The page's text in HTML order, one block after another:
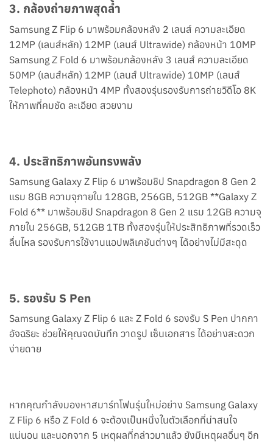
3. กล้องถ่ายภาพสุดล้ำ
Samsung Z Flip 6 มาพร้อมกล้องหลัง 2 เลนส์ ความละเอียด
12MP (เลนส์หลัก) 12MP (เลนส์ Ultrawide) กล้องหน้า 10MP
Samsung Z Fold 6 มาพร้อมกล้องหลัง 3 เลนส์ ความละเอียด
50MP (เลนส์หลัก) 12MP (เลนส์ Ultrawide) 10MP (เลนส์
Telephoto) กล้องหน้า 4MP ทั้งสองรุ่นรองรับการถ่ายวิดีโอ 8K
ให้ภาพที่คมชัด ละเอียด สวยงาม
4. ประสิทธิภาพอันทรงพลัง
Samsung Galaxy Z Flip 6 มาพร้อมชิป Snapdragon 8 Gen 2
แรม 8GB ความจุภายใน 128GB, 256GB, 512GB **Galaxy Z
Fold 6** มาพร้อมชิป Snapdragon 8 Gen 2 แรม 12GB ความจุ
ภายใน 256GB, 512GB 1TB ทั้งสองรุ่นให้ประสิทธิภาพที่รวดเร็ว
ลื่นไหล รองรับการใช้งานแอปพลิเคชันต่างๆ ได้อย่างไม่มีสะดุด
5. รองรับ S Pen
Samsung Galaxy Z Flip 6 และ Z Fold 6 รองรับ S Pen ปากกา
อัจฉริยะ ช่วยให้คุณจดบันทึก วาดรูป เซ็นเอกสาร ได้อย่างสะดวก
ง่ายดาย
หากคุณกำลังมองหาสมาร์ทโฟนรุ่นใหม่อย่าง Samsung Galaxy
Z Flip 6 หรือ Z Fold 6 จะต้องเป็นหนึ่งในตัวเลือกที่น่าสนใจ
แน่นอน และนอกจาก 5 เหตุผลที่กล่าวมาแล้ว ยังมีเหตุผลอื่นๆ อีก